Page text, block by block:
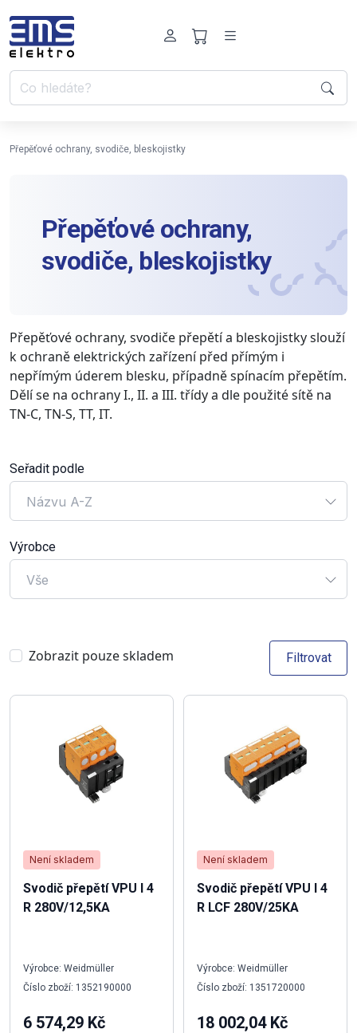
Přepěťové ochrany, svodiče, bleskojistky
Přepěťové ochrany,
svodiče, bleskojistky
Přepěťové ochrany, svodiče přepětí a bleskojistky slouží
k ochraně elektrických zařízení před přímým i
nepřímým úderem blesku, případně spínacím přepětím.
Dělí se na ochrany I., II. a III. třídy a dle použité sítě na
TN-C, TN-S, TT, IT.
Seřadit podle
Názvu A-Z
Výrobce
Vše
Zobrazit pouze skladem Filtrovat
Není skladem
Svodič přepětí VPU I 4
R 280V/12,5KA
Výrobce: Weidmüller
Číslo zboží: 1352190000
6 574,29 Kč
Není skladem
Svodič přepětí VPU I 4
R LCF 280V/25KA
Výrobce: Weidmüller
Číslo zboží: 1351720000
18 002,04 Kč